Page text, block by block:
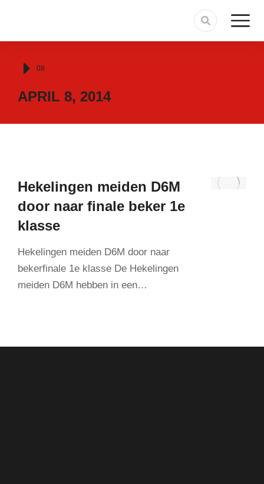
Je bent hier:
08
APRIL 8, 2014
Hekelingen meiden D6M
door naar finale beker 1e
klasse
Hekelingen meiden D6M door naar
bekerfinale 1e klasse De Hekelingen
meiden D6M hebben in een…